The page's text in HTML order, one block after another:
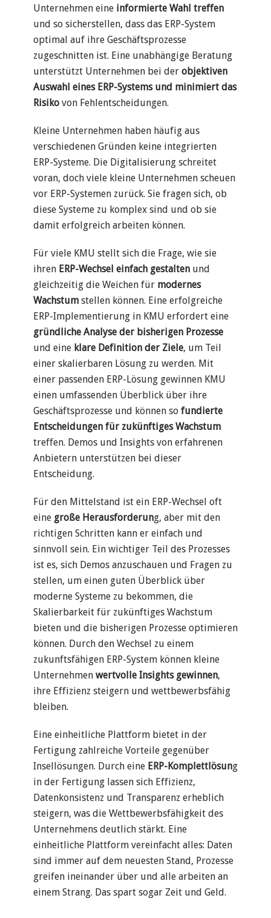
Unternehmen eine informierte Wahl treffen
und so sicherstellen, dass das ERP-System
optimal auf ihre Geschäftsprozesse
zugeschnitten ist. Eine unabhängige Beratung
unterstützt Unternehmen bei der objektiven
Auswahl eines ERP-Systems und minimiert das
Risiko von Fehlentscheidungen.
Kleine Unternehmen haben häufig aus
verschiedenen Gründen keine integrierten
ERP-Systeme. Die Digitalisierung schreitet
voran, doch viele kleine Unternehmen scheuen
vor ERP-Systemen zurück. Sie fragen sich, ob
diese Systeme zu komplex sind und ob sie
damit erfolgreich arbeiten können.
Für viele KMU stellt sich die Frage, wie sie
ihren ERP-Wechsel einfach gestalten und
gleichzeitig die Weichen für modernes
Wachstum stellen können. Eine erfolgreiche
ERP-Implementierung in KMU erfordert eine
gründliche Analyse der bisherigen Prozesse
und eine klare Definition der Ziele, um Teil
einer skalierbaren Lösung zu werden. Mit
einer passenden ERP-Lösung gewinnen KMU
einen umfassenden Überblick über ihre
Geschäftsprozesse und können so fundierte
Entscheidungen für zukünftiges Wachstum
treffen. Demos und Insights von erfahrenen
Anbietern unterstützen bei dieser
Entscheidung.
Für den Mittelstand ist ein ERP-Wechsel oft
eine große Herausforderung, aber mit den
richtigen Schritten kann er einfach und
sinnvoll sein. Ein wichtiger Teil des Prozesses
ist es, sich Demos anzuschauen und Fragen zu
stellen, um einen guten Überblick über
moderne Systeme zu bekommen, die
Skalierbarkeit für zukünftiges Wachstum
bieten und die bisherigen Prozesse optimieren
können. Durch den Wechsel zu einem
zukunftsfähigen ERP-System können kleine
Unternehmen wertvolle Insights gewinnen,
ihre Effizienz steigern und wettbewerbsfähig
bleiben.
Eine einheitliche Plattform bietet in der
Fertigung zahlreiche Vorteile gegenüber
Insellösungen. Durch eine ERP-Komplettlösung
in der Fertigung lassen sich Effizienz,
Datenkonsistenz und Transparenz erheblich
steigern, was die Wettbewerbsfähigkeit des
Unternehmens deutlich stärkt. Eine
einheitliche Plattform vereinfacht alles: Daten
sind immer auf dem neuesten Stand, Prozesse
greifen ineinander über und alle arbeiten an
einem Strang. Das spart sogar Zeit und Geld.